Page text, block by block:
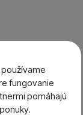
fungovanie
pomáhajú